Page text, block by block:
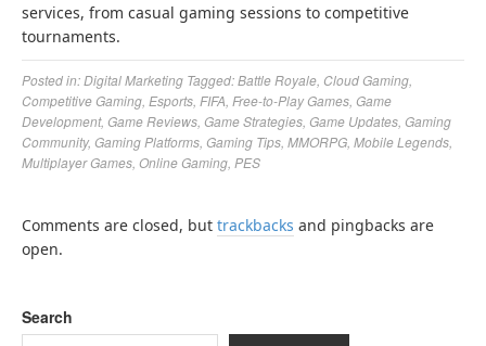
services, from casual gaming sessions to competitive
tournaments.
Posted in:Digital Marketing Tagged:Battle Royale Cloud Gaming
Competitive Gaming Esports FIFA Free-to-Play Games Game
Development, Game Reviews Game Strategies Game Updates Gaming
Community, Gaming Platforms Gaming Tips MMORPG Mobile Legends
Multiplayer Games Online Gaming PES
Comments are closed, but trackbacks and pingbacks are
open.
Search